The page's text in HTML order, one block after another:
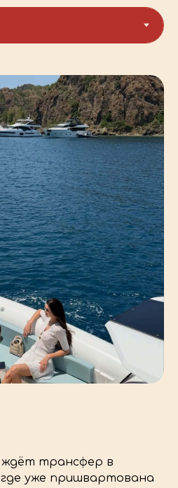
ждёт трансфер в
уже пришвартована